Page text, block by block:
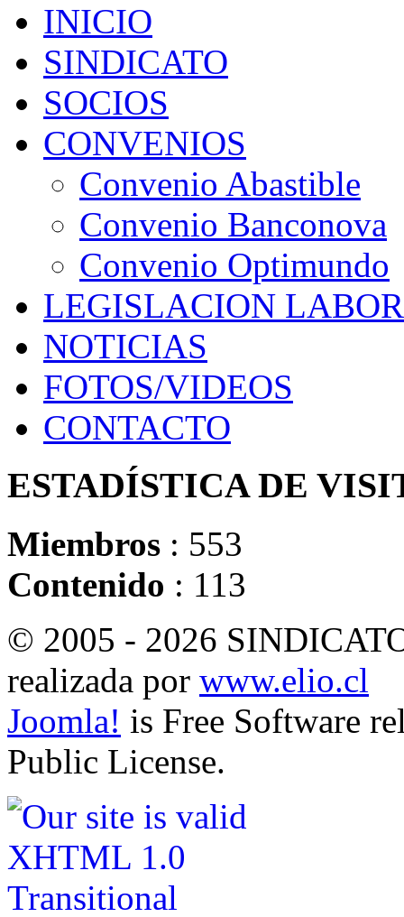
INICIO
SINDICATO
SOCIOS
CONVENIOS
Convenio Abastible
Convenio Banconova
Convenio Optimundo
LEGISLACION
NOTICIAS
FOTOS/VIDEOS
CONTACTO
ESTADÍSTICA DE
Miembros : 553
Contenido : 113
© 2005 - 2026
realizada por www.elio.cl
Joomla! is Free Software
Public License.